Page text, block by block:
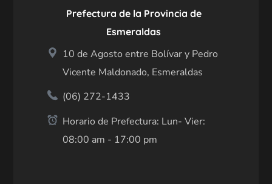
Prefectura de la Provincia de
Esmeraldas
10 de Agosto entre Bolívar y Pedro
Vicente Maldonado, Esmeraldas
(06) 272-1433
Horario de Prefectura: Lun- Vier:
08:00 am - 17:00 pm